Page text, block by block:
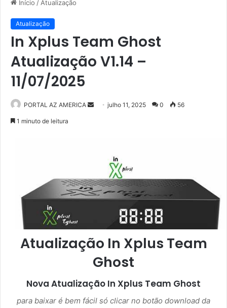
Início / Atualização
Atualização
In Xplus Team Ghost
Atualização V1.14 –
11/07/2025
PORTAL AZ AMERICA
m
e
julho 11, 2025 0 56
1 minuto de leitura
Atualização In Xplus Team
Ghost
Nova Atualização In Xplus Team Ghost
para baixar é bem fácil só clicar no botão download da